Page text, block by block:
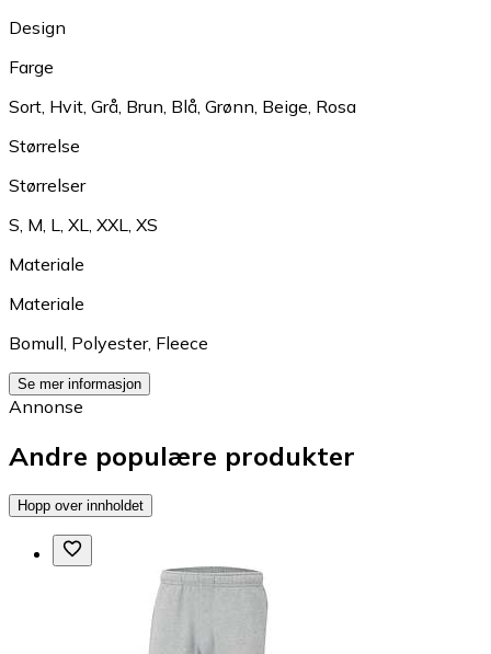
Design
Farge
Sort Hvit Grå Brun Blå Grønn Beige Rosa
Størrelse
Størrelser
S M L XL XXL
XS
Materiale
Materiale
Bomull Polyester, Fleece
Se mer informasjon
Annonse
Andre populære produkter
Hopp over innholdet